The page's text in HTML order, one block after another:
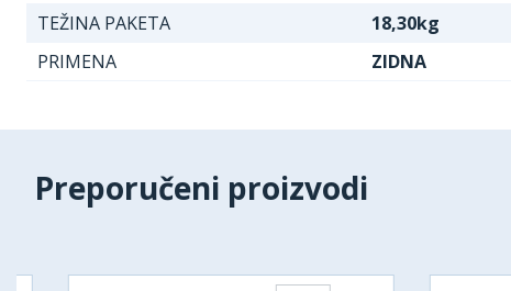
TEŽINA PAKETA
18,30kg
PRIMENA
ZIDNA
Preporučeni proizvodi